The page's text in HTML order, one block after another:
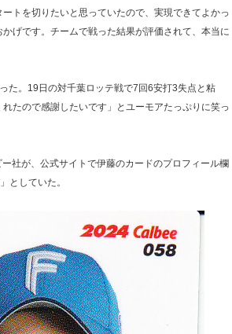
トを切りたいと思っていたので、実現できてよかっ
げです。チームで戦った結果が評価されて、本当に
た。19日の対千葉ロッテ戦で7回6安打3失点と粘
たので感謝したいです」とユーモアたっぷりに笑っ
社が、公式サイトで伊藤のカードのプロフィール欄
としていた。